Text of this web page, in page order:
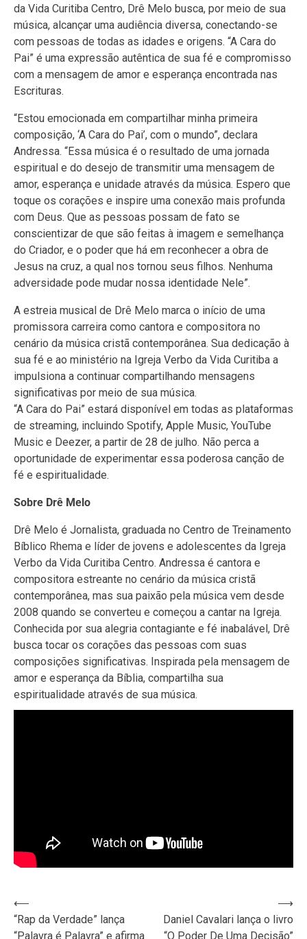
da Vida Curitiba Centro, Drê Melo busca, por meio de sua
música, alcançar uma audiência diversa, conectando-se
com pessoas de todas as idades e origens. “A Cara do
Pai” é uma expressão autêntica de sua fé e compromisso
com a mensagem de amor e esperança encontrada nas
Escrituras.
“Estou emocionada em compartilhar minha primeira
composição, ‘A Cara do Pai’, com o mundo”, declara
Andressa. “Essa música é o resultado de uma jornada
espiritual e do desejo de transmitir uma mensagem de
amor, esperança e unidade através da música. Espero que
toque os corações e inspire uma conexão mais profunda
com Deus. Que as pessoas possam de fato se
conscientizar de que são feitas à imagem e semelhança
do Criador, e o poder que há em reconhecer a obra de
Jesus na cruz, a qual nos tornou seus filhos. Nenhuma
adversidade pode mudar nossa identidade Nele”.
A estreia musical de Drê Melo marca o início de uma
promissora carreira como cantora e compositora no
cenário da música cristã contemporânea. Sua dedicação à
sua fé e ao ministério na Igreja Verbo da Vida Curitiba a
impulsiona a continuar compartilhando mensagens
significativas por meio de sua música.
“A Cara do Pai” estará disponível em todas as plataformas
de streaming, incluindo Spotify, Apple Music, YouTube
Music e Deezer, a partir de 28 de julho. Não perca a
oportunidade de experimentar essa poderosa canção de
fé e espiritualidade.
Sobre Drê Melo
Drê Melo é Jornalista, graduada no Centro de Treinamento
Bíblico Rhema e líder de jovens e adolescentes da Igreja
Verbo da Vida Curitiba Centro. Andressa é cantora e
compositora estreante no cenário da música cristã
contemporânea, mas sua paixão pela música vem desde
2008 quando se converteu e começou a cantar na Igreja.
Conhecida por sua alegria contagiante e fé inabalável, Drê
busca tocar os corações das pessoas com suas
composições significativas. Inspirada pela mensagem de
amor e esperança da Bíblia, compartilha sua
espiritualidade através de sua música.
Navegação
de
⟵
“Rap da Verdade” lança
“Palavra é Palavra” e afirma
Daniel Cavalari lança o livro
“O Poder De Uma Decisão”
⟶